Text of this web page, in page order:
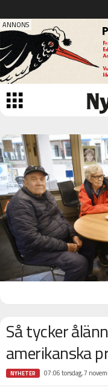
Så tycker
amerikanska
NYHETER 07:06 torsdag, 7